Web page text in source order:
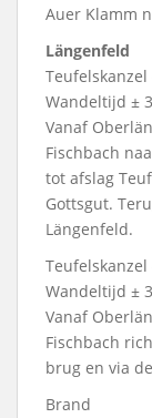
Auer Klamm
Längenfeld
Wandeltijd ±
Vanaf
Fischbach
tot afslag
Gottsgut.
Längenfeld.
Wandeltijd ±
Vanaf
Fischbach
brug en via
Brand